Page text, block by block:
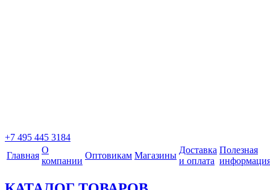
+7 495 445 3184
Главная
О
компании
Оптовикам Магазины
Доставка
и оплата
Полезная